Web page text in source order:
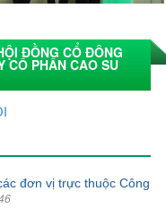
ĐỒNG CỔ ĐÔNG
CỔ PHẦN CAO SU
đơn vị trực thuộc Công